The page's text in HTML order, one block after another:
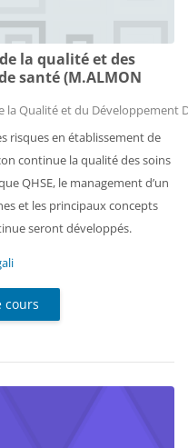
la qualité et des
santé (M.ALMON
la Qualité et du Développement
risques en établissement de
continue la qualité des soins
QHSE, le management d’un
et les principaux concepts
seront développés.
cours